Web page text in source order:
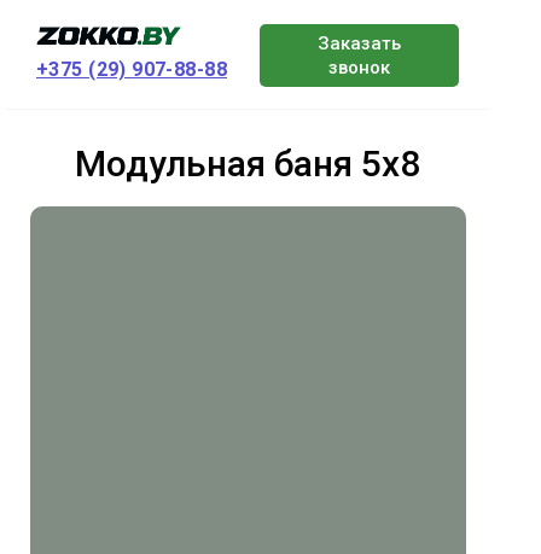
+375 (29) 907-88-88
Заказать
звонок
Модульная баня 5х8